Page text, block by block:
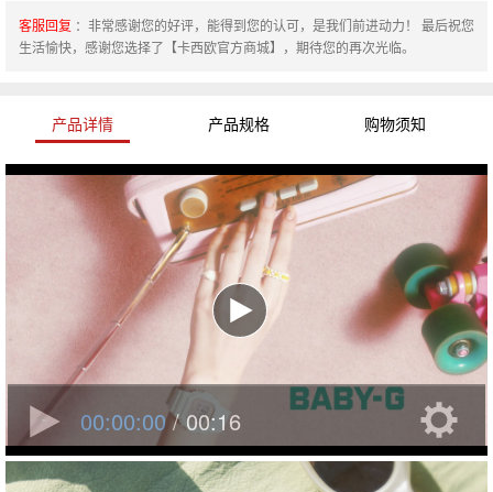
客服回复 ：非常感谢您的好评，能得到您的认可，是我们前进动力！ 最后祝您
生活愉快，感谢您选择了【卡西欧官方商城】，期待您的再次光临。
产品详情 产品规格 购物须知